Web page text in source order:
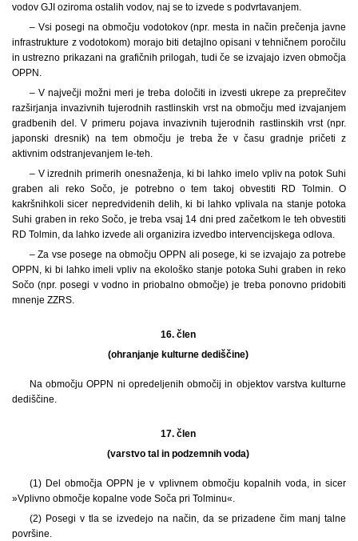
vodov GJI oziroma ostalih vodov, naj se to izvede s podvrtavanjem.
– Vsi posegi na območju vodotokov (npr. mesta in način prečenja javne
infrastrukture z vodotokom) morajo biti detajlno opisani v tehničnem poročilu
in ustrezno prikazani na grafičnih prilogah, tudi če se izvajajo izven območja
OPPN.
– V največji možni meri je treba določiti in izvesti ukrepe za preprečitev
razširjanja invazivnih tujerodnih rastlinskih vrst na območju med izvajanjem
gradbenih del. V primeru pojava invazivnih tujerodnih rastlinskih vrst (npr.
japonski dresnik) na tem območju je treba že v času gradnje pričeti z
aktivnim odstranjevanjem le-teh.
– V izrednih primerih onesnaženja, ki bi lahko imelo vpliv na potok Suhi
graben ali reko Sočo, je potrebno o tem takoj obvestiti RD Tolmin. O
kakršnihkoli sicer nepredvidenih delih, ki bi lahko vplivala na stanje potoka
Suhi graben in reko Sočo, je treba vsaj 14 dni pred začetkom le teh obvestiti
RD Tolmin, da lahko izvede ali organizira izvedbo intervencijskega odlova.
– Za vse posege na območju OPPN ali posege, ki se izvajajo za potrebe
OPPN, ki bi lahko imeli vpliv na ekološko stanje potoka Suhi graben in reko
Sočo (npr. posegi v vodno in priobalno območje) je treba ponovno pridobiti
mnenje ZZRS.
16. člen
(ohranjanje kulturne dediščine)
Na območju OPPN ni opredeljenih območij in objektov varstva kulturne
dediščine.
17. člen
(varstvo tal in podzemnih voda)
(1) Del območja OPPN je v vplivnem območju kopalnih voda, in sicer
»Vplivno območje kopalne vode Soča pri Tolminu«.
(2) Posegi v tla se izvedejo na način, da se prizadene čim manj talne
površine.